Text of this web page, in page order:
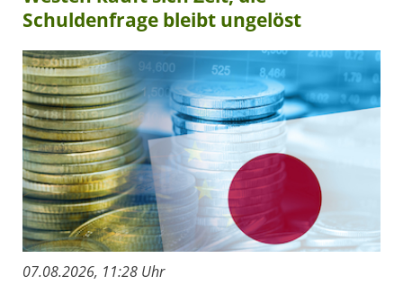
Schuldenfrage bleibt ungelöst
07.08.2026, 11:28 Uhr